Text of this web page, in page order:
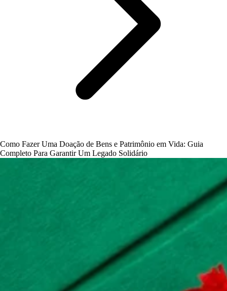
Como Fazer Uma Doação de Bens e Patrimônio em Vida: Guia
Completo Para Garantir Um Legado Solidário